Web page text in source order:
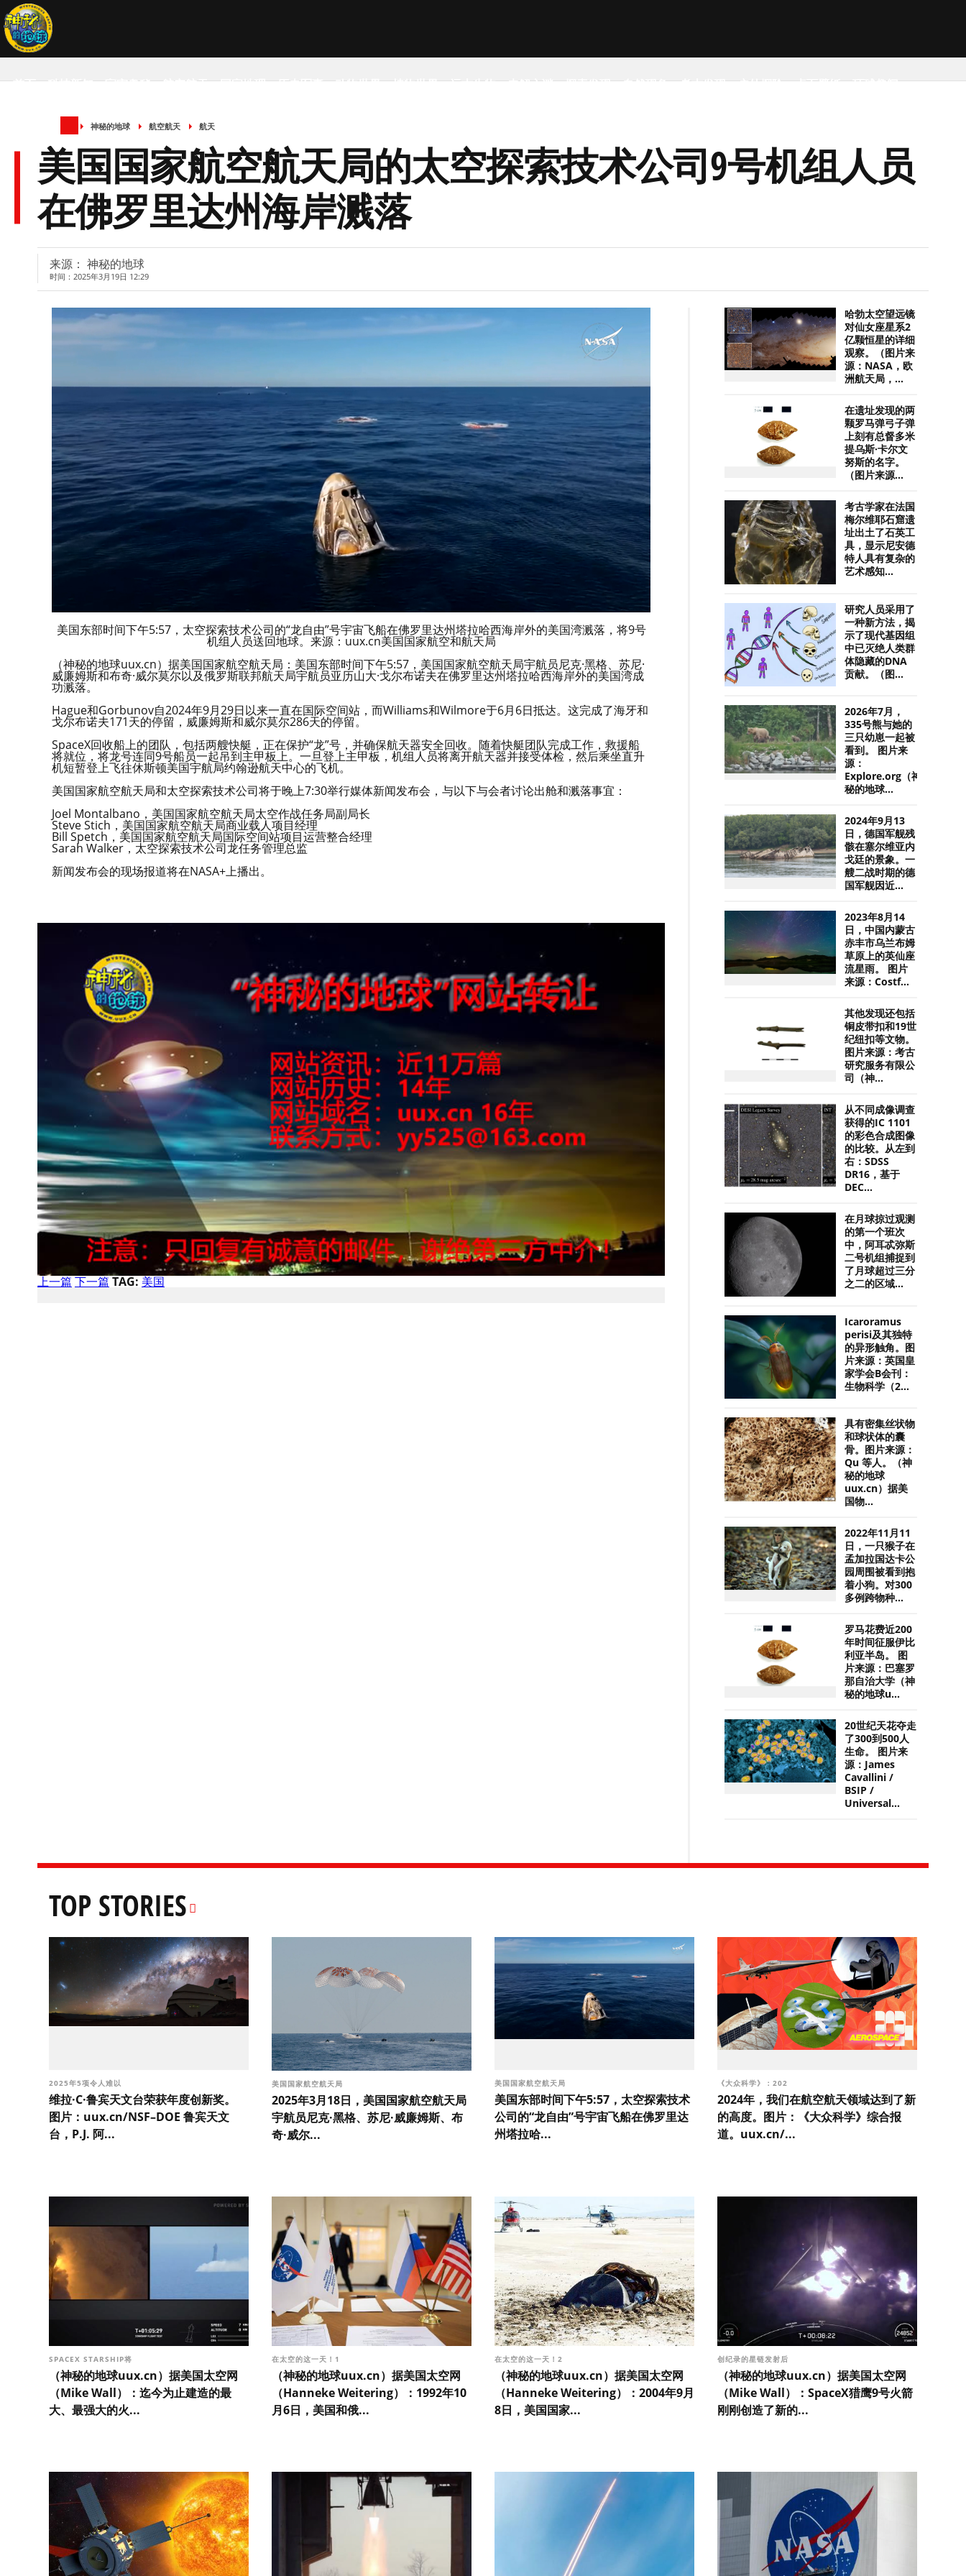
首页 科技新知 宇宙奥秘 航空航天 国家地理 历史军事 动物世界 植物世界 远古生物 未解之谜 探索发现 自然现象 考古发现 户外探险 桌面壁纸 环球趣闻
神秘的地球 航空航天 航天
美国国家航空航天局的太空探索技术公司9号机组人员
在佛罗里达州海岸溅落
来源： 神秘的地球
时间：2025年3月19日 12:29
美国东部时间下午5:57，太空探索技术公司的“龙自由”号宇宙飞船在佛罗里达州塔拉哈西海岸外的美国湾溅落，将9号
机组人员送回地球。来源：uux.cn美国国家航空和航天局
（神秘的地球uux.cn）据美国国家航空航天局：美国东部时间下午5:57，美国国家航空航天局宇航员尼克·黑格、苏尼·
威廉姆斯和布奇·威尔莫尔以及俄罗斯联邦航天局宇航员亚历山大·戈尔布诺夫在佛罗里达州塔拉哈西海岸外的美国湾成
功溅落。
Hague和Gorbunov自2024年9月29日以来一直在国际空间站，而Williams和Wilmore于6月6日抵达。这完成了海牙和
戈尔布诺夫171天的停留，威廉姆斯和威尔莫尔286天的停留。
SpaceX回收船上的团队，包括两艘快艇，正在保护“龙”号，并确保航天器安全回收。随着快艇团队完成工作，救援船
将就位，将龙号连同9号船员一起吊到主甲板上。一旦登上主甲板，机组人员将离开航天器并接受体检，然后乘坐直升
机短暂登上飞往休斯顿美国宇航局约翰逊航天中心的飞机。
美国国家航空航天局和太空探索技术公司将于晚上7:30举行媒体新闻发布会，与以下与会者讨论出舱和溅落事宜：
Joel Montalbano，美国国家航空航天局太空作战任务局副局长
Steve Stich，美国国家航空航天局商业载人项目经理
Bill Spetch，美国国家航空航天局国际空间站项目运营整合经理
Sarah Walker，太空探索技术公司龙任务管理总监
新闻发布会的现场报道将在NASA+上播出。
上一篇 下一篇 TAG: 美国
哈勃太空望远镜
对仙女座星系2
亿颗恒星的详细
观察。（图片来
源：NASA，欧
洲航天局，...
在遗址发现的两
颗罗马弹弓子弹
上刻有总督多米
提乌斯·卡尔文
努斯的名字。
（图片来源...
考古学家在法国
梅尔维耶石窟遗
址出土了石英工
具，显示尼安德
特人具有复杂的
艺术感知...
研究人员采用了
一种新方法，揭
示了现代基因组
中已灭绝人类群
体隐藏的DNA
贡献。（图...
2026年7月，
335号熊与她的
三只幼崽一起被
看到。 图片来
源：
Explore.org（神
秘的地球...
2024年9月13
日，德国军舰残
骸在塞尔维亚内
戈廷的景象。一
艘二战时期的德
国军舰因近...
2023年8月14
日，中国内蒙古
赤丰市乌兰布姆
草原上的英仙座
流星雨。 图片
来源：Costf...
其他发现还包括
铜皮带扣和19世
纪纽扣等文物。
图片来源：考古
研究服务有限公
司（神...
从不同成像调查
获得的IC 1101
的彩色合成图像
的比较。从左到
右：SDSS
DR16，基于
DEC...
在月球掠过观测
的第一个班次
中，阿耳忒弥斯
二号机组捕捉到
了月球超过三分
之二的区域...
Icaroramus
perisi及其独特
的异形触角。图
片来源：英国皇
家学会B会刊：
生物科学（2...
具有密集丝状物
和球状体的囊
骨。图片来源：
Qu 等人。（神
秘的地球
uux.cn）据美
国物...
2022年11月11
日，一只猴子在
孟加拉国达卡公
园周围被看到抱
着小狗。对300
多例跨物种...
罗马花费近200
年时间征服伊比
利亚半岛。 图
片来源：巴塞罗
那自治大学（神
秘的地球u...
20世纪天花夺走
了300到500人
生命。 图片来
源：James
Cavallini /
BSIP /
Universal...
TOP STORIES
2025年5项令人难以
维拉·C·鲁宾天文台荣获年度创新奖。
图片：uux.cn/NSF–DOE 鲁宾天文
台，P.J. 阿...
美国国家航空航天局
2025年3月18日，美国国家航空航天局
宇航员尼克·黑格、苏尼·威廉姆斯、布
奇·威尔...
美国国家航空航天局
美国东部时间下午5:57，太空探索技术
公司的“龙自由”号宇宙飞船在佛罗里达
州塔拉哈...
《大众科学》：202
2024年，我们在航空航天领域达到了新
的高度。图片：《大众科学》综合报
道。uux.cn/...
SPACEX STARSHIP将
（神秘的地球uux.cn）据美国太空网
（Mike Wall）：迄今为止建造的最
大、最强大的火...
在太空的这一天！1
（神秘的地球uux.cn）据美国太空网
（Hanneke Weitering）：1992年10
月6日，美国和俄...
在太空的这一天！2
（神秘的地球uux.cn）据美国太空网
（Hanneke Weitering）：2004年9月
8日，美国国家...
创纪录的星链发射后
（神秘的地球uux.cn）据美国太空网
（Mike Wall）：SpaceX猎鹰9号火箭
刚刚创造了新的...